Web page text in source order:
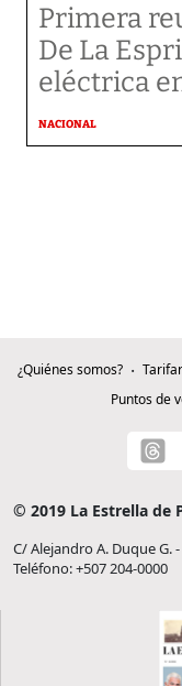
Primera
De La
eléctrica
NACIONAL
¿Quiénes somos?
Puntos de
© 2019 La Estrella de
C/ Alejandro A. Duque G.
Teléfono: +507 204-0000